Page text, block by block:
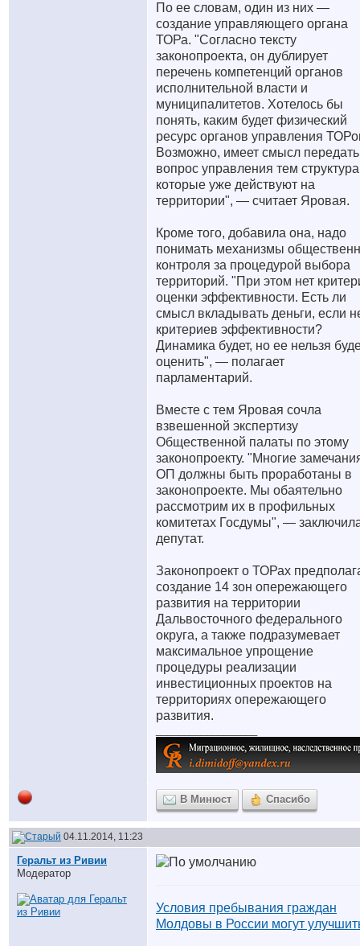
По ее словам, один из них —
создание управляющего органа
ТОРа. "Согласно тексту
законопроекта, он дублирует
перечень компетенций органов
исполнительной власти и
муниципалитетов. Хотелось бы
понять, каким будет физический
ресурс органов управления
Возможно, имеет смысл передать
вопрос управления тем
которые уже действуют на
территории", — считает Яровая.
Кроме того, добавила она, надо
понимать механизмы
контроля за процедурой выбора
территорий. "При этом нет
оценки эффективности. Есть ли
смысл вкладывать деньги, если
критериев эффективности?
Динамика будет, но ее нельзя
оценить", — полагает
парламентарий.
Вместе с тем Яровая сочла
взвешенной экспертизу
Общественной палаты по этому
законопроекту. "Многие
ОП должны быть проработаны в
законопроекте. Мы обаятельно
рассмотрим их в профильных
комитетах Госдумы", —
депутат.
Законопроект о ТОРах
создание 14 зон опережающего
развития на территории
Дальвосточного федерального
округа, а также подразумевает
максимальное упрощение
процедуры реализации
инвестиционных проектов на
территориях опережающего
развития.
В Минюст Спасибо
04.11.2014, 11:23
Геральт из Ривии
Модератор
Условия пребывания граждан
Молдовы в России могут